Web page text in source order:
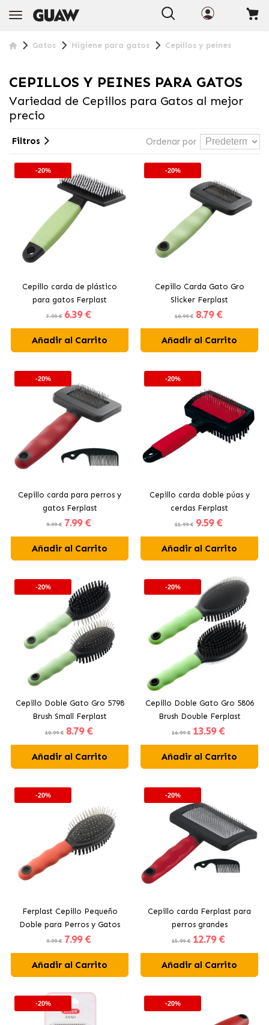
Gatos Higiene para gatos Cepillos y peines
CEPILLOS Y PEINES PARA GATOS
Variedad de Cepillos para Gatos al mejor
precio
Ordenar por
Filtros
-20%
Cepillo carda de plástico
para gatos Ferplast
7.99 € 6.39 €
Añadir al Carrito
-20%
Cepillo Carda Gato Gro
Slicker Ferplast
10.99 € 8.79 €
Añadir al Carrito
-20%
Cepillo carda para perros y
gatos Ferplast
9.99 € 7.99 €
Añadir al Carrito
-20%
Cepillo carda doble púas y
cerdas Ferplast
11.99 € 9.59 €
Añadir al Carrito
-20%
Cepillo Doble Gato Gro 5798
Brush Small Ferplast
10.99 € 8.79 €
Añadir al Carrito
-20%
Cepillo Doble Gato Gro 5806
Brush Double Ferplast
16.99 € 13.59 €
Añadir al Carrito
-20%
Ferplast Cepillo Pequeño
Doble para Perros y Gatos
Púas y Cerdas
9.99 € 7.99 €
Añadir al Carrito
-20%
Cepillo carda Ferplast para
perros grandes
15.99 € 12.79 €
Añadir al Carrito
-20% -20%